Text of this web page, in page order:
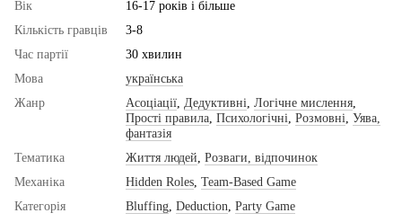
Вік
16-17 років і більше
Кількість гравців
3-8
Час партії
30 хвилин
Мова
українська
Жанр
Асоціації Дедуктивні Логічне мислення
Прості правила Психологічні Розмовні Уява,
фантазія
Тематика
Життя людей Розваги, відпочинок
Механіка
Hidden Roles Team-Based Game
Категорія
Bluffing Deduction Party Game